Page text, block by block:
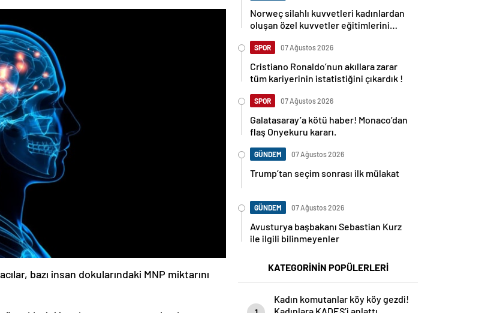
bazı insan dokularındaki MNP miktarını
Norweç silahlı kuvvetleri kadınlardan
oluşan özel kuvvetler eğitimlerini
SPOR 07 Ağustos 2026
Cristiano Ronaldo’nun akıllara zarar
tüm kariyerinin istatistiğini çıkardık !
SPOR 07 Ağustos 2026
Galatasaray’a kötü haber! Monaco’dan
flaş Onyekuru kararı.
GÜNDEM 07 Ağustos 2026
Trump’tan seçim sonrası ilk mülakat
GÜNDEM 07 Ağustos 2026
Avusturya başbakanı Sebastian Kurz
ile ilgili bilinmeyenler
KATEGORİNİN POPÜLERLERİ
Kadın komutanlar köy köy gezdi!